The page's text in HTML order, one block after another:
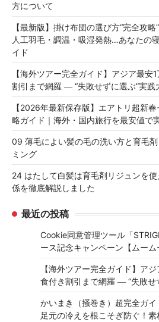
方について
【最新版】掛け布団の選び方“完全攻
人工羽毛・調温・吸湿発熱…あなたの
イド
【海外ツアー完全ガイド】アジア最安
割引まで網羅 ― “失敗せずに選ぶ”実践
【2026年最新保存版】エアトリ超新
略ガイド｜海外・国内旅行を最安値で
09 薄毛によい髪の毛の洗い方と育毛
ミング
24 はたして白髪は育毛剤リジュンを
係を徹底解説しました
最近の投稿
Cookie同意管理ツール「
ース記念キャンペーン【ムーム
【海外ツアー完全ガイド】ア
食付き割引まで網羅 ― “失敗せ
かいまき（掻巻き）超完全ガイ
足元の冷えを根こそぎ防ぐ！